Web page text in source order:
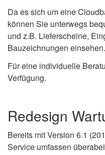
Da es sich um eine
können Sie unterwegs
und z.B. Lieferscheine,
Bauzeichnungen einsehen.
Für eine individuelle
Verfügung.
Redesign
Bereits mit Version 6.1
Service umfassen